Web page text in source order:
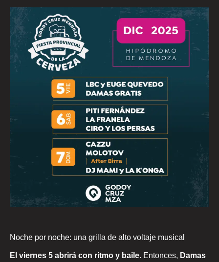
Noche por noche: una grilla de alto voltaje musical
El viernes 5 abrirá con ritmo y baile. Entonces, Damas